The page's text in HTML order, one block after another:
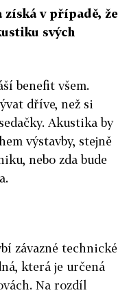
získá v případě, že
svých
benefit všem.
dříve, než si
Akustika by
výstavby, stejně
nebo zda bude
závazné technické
která je určená
Na rozdíl